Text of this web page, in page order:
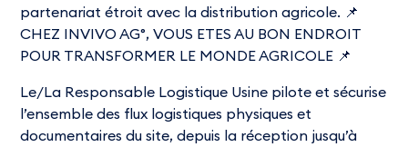
partenariat étroit avec la distribution agricole. 📌
CHEZ INVIVO AG°, VOUS ETES AU BON ENDROIT
POUR TRANSFORMER LE MONDE AGRICOLE 📌
Le/La Responsable Logistique Usine pilote et sécurise
l’ensemble des flux logistiques physiques et
documentaires du site, depuis la réception jusqu’à